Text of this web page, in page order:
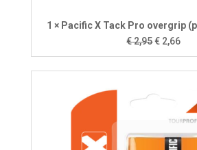
1 × Pacific X Tack Pro overgrip
€2,95
prijs
was:
€ 2,66
is: